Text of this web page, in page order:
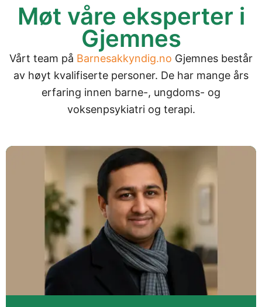
Møt våre eksperter i
Gjemnes
Vårt team på Barnesakkyndig.no Gjemnes består
av høyt kvalifiserte personer. De har mange års
erfaring innen barne-, ungdoms- og
voksenpsykiatri og terapi.